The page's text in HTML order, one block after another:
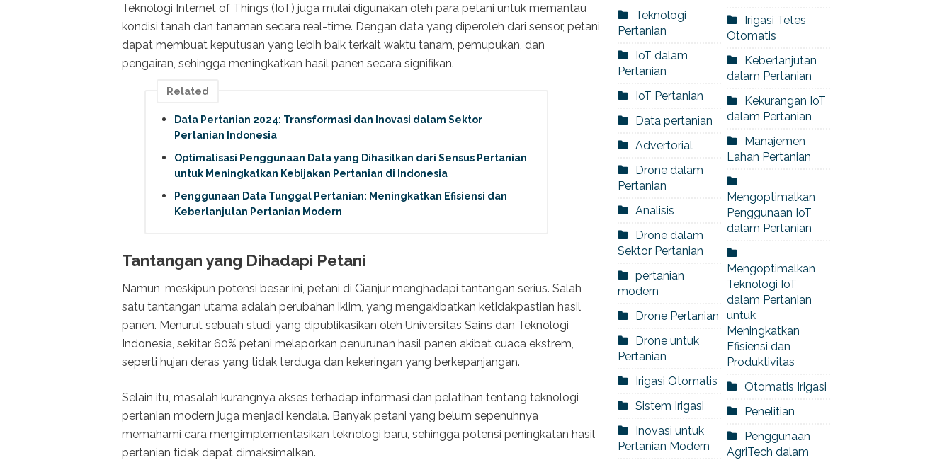
Teknologi Internet of Things (IoT) juga mulai digunakan oleh para petani untuk memantau
kondisi tanah dan tanaman secara real-time. Dengan data yang diperoleh dari sensor, petani
dapat membuat keputusan yang lebih baik terkait waktu tanam, pemupukan, dan
pengairan, sehingga meningkatkan hasil panen secara signifikan.
Related
Data Pertanian 2024: Transformasi dan Inovasi dalam Sektor
Pertanian Indonesia
Optimalisasi Penggunaan Data yang Dihasilkan dari Sensus Pertanian
untuk Meningkatkan Kebijakan Pertanian di Indonesia
Penggunaan Data Tunggal Pertanian: Meningkatkan Efisiensi dan
Keberlanjutan Pertanian Modern
Tantangan yang Dihadapi Petani
Namun, meskipun potensi besar ini, petani di Cianjur menghadapi tantangan serius. Salah
satu tantangan utama adalah perubahan iklim, yang mengakibatkan ketidakpastian hasil
panen. Menurut sebuah studi yang dipublikasikan oleh Universitas Sains dan Teknologi
Indonesia, sekitar 60% petani melaporkan penurunan hasil panen akibat cuaca ekstrem,
seperti hujan deras yang tidak terduga dan kekeringan yang berkepanjangan.
Selain itu, masalah kurangnya akses terhadap informasi dan pelatihan tentang teknologi
pertanian modern juga menjadi kendala. Banyak petani yang belum sepenuhnya
memahami cara mengimplementasikan teknologi baru, sehingga potensi peningkatan hasil
pertanian tidak dapat dimaksimalkan.
Teknologi
Pertanian
IoT dalam
Pertanian
IoT Pertanian
Data pertanian
Advertorial
Drone dalam
Pertanian
Analisis
Drone dalam
Sektor Pertanian
pertanian
modern
Drone Pertanian
Drone untuk
Pertanian
Irigasi Otomatis
Sistem Irigasi
Inovasi untuk
Pertanian Modern
Irigasi Tetes
Otomatis
Keberlanjutan
dalam Pertanian
Kekurangan IoT
dalam Pertanian
Manajemen
Lahan Pertanian
Mengoptimalkan
Penggunaan IoT
dalam Pertanian
Mengoptimalkan
Teknologi IoT
dalam Pertanian
untuk
Meningkatkan
Efisiensi dan
Produktivitas
Otomatis Irigasi
Penelitian
Penggunaan
AgriTech dalam